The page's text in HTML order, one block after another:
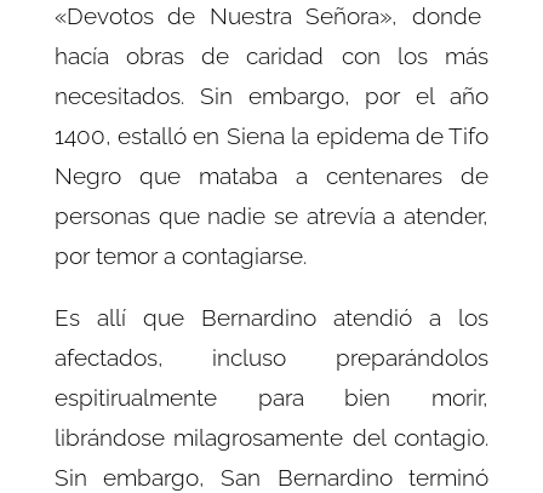
«Devotos de Nuestra Señora», donde
hacía obras de caridad con los más
necesitados. Sin embargo, por el año
1400, estalló en Siena la epidema de Tifo
Negro que mataba a centenares de
personas que nadie se atrevía a atender,
por temor a contagiarse.
Es allí que Bernardino atendió a los
afectados, incluso preparándolos
espitirualmente para bien morir,
librándose milagrosamente del contagio.
Sin embargo, San Bernardino terminó